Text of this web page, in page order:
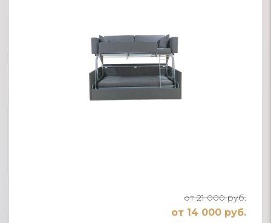
от 21 000 руб.
от 14 000 руб.